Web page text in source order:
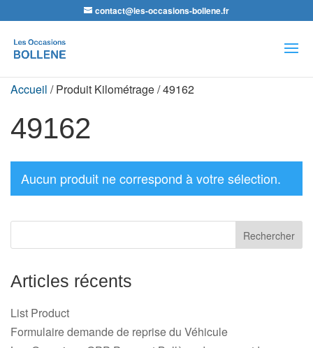
contact@les-occasions-bollene.fr
de
produits
Accueil / Produit Kilométrage / 49162
49162
Aucun produit ne correspond à votre sélection.
Articles récents
List Product
Formulaire demande de reprise du Véhicule